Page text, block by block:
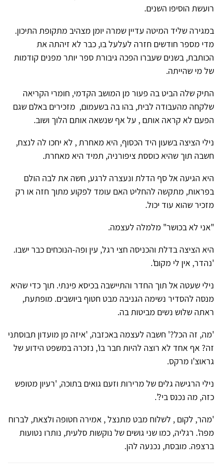
רועשת הוסיפו השנים.
במגירה שליד המיטה עדיין שמרה יומן מצהיב מתקופת התיכון.
מדי מספר חודשים חזרה לעלעל בו, כבר לא זיהתה את
הכותבת, בשנים שעברו הפכה גיבורת ספר יותר מפנים קודמות
של מי שהייתה.
התיק שלה הביט בה פעור מן המושב הקדמי, חומרי הקריאה
שלקחה מהעבודה לבית, בהו בה בשעמום, מזכירים באלם שגם
הפעם לא קראה אותם , על אף שנשאה אותם הלוך ושוב.
נילי הציצה בשעון היד הכסוף, היא מאחרת , לא יחכו לה לנצח,
חשבה תוך שהיא כוססת ציפורניה, תמיד היא מאחרת.
היא הגיעה אל סף הדלת ונעצרה לרגע, חשה את לבה הולם
בפראות, מתקשה להחליט האם עומד לפקוע מתוך חזה או רק
מזכיר שהוא עוד יכול.
"אני לא בכושר" מלמלה לעצמה.
היא הציצה בדלת והכניסה חצי רגל, עין ופה-הנוכחים כבר ישבו.
'נהדר, אין לי מקום'.
נילי שעטה אל תוך החדר והתיישבה בכיסא פינתי. תוך כדי שהיא
מנסה להסדיר נשימה הגניבה מבט חטוף ביושבים. מופתעת,
ראתה שלוש נשים מביטות בה.
'מה, זה הכל?' חשבה לעצמה באכזבה, 'איזה מן מועדון תבוסתני
זה? אף אחד לא רוצה להיות חבר בו', נזכרה במשפט הידוע של
גראוצ'ו מרקס.
נילי הרגישה גלים של מרירות וזעם גואים בתוכה, 'רעיון מטופש
כזה, מה נכנס בי?'.
'מהר, לקום , לשלוח מבט מתנצל , אמירה חטופה ולצאת, לברוח
מפה'. רגליה, כמו שני גושים של נוקשות סלעית, נותרו נטועות
ברצפה. מובסת, נכנעה להן.